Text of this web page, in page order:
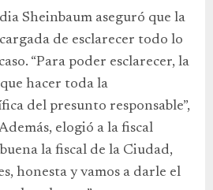
Sheinbaum aseguró que la
de esclarecer todo lo
“Para poder esclarecer, la
hacer toda la
del presunto responsable”,
elogió a la fiscal
la fiscal de la Ciudad,
honesta y vamos a darle el